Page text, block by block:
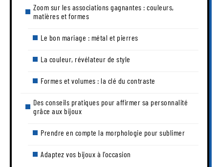
Zoom sur les associations gagnantes : couleurs,
matières et formes
Le bon mariage : métal et pierres
La couleur, révélateur de style
Formes et volumes : la clé du contraste
Des conseils pratiques pour affirmer sa personnalité
grâce aux bijoux
Prendre en compte la morphologie pour sublimer
Adaptez vos bijoux à l’occasion